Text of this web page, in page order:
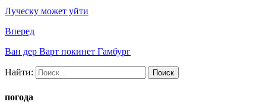
Луческу может уйти
Вперед
Ван дер Варт покинет Гамбург
Найти:
погода